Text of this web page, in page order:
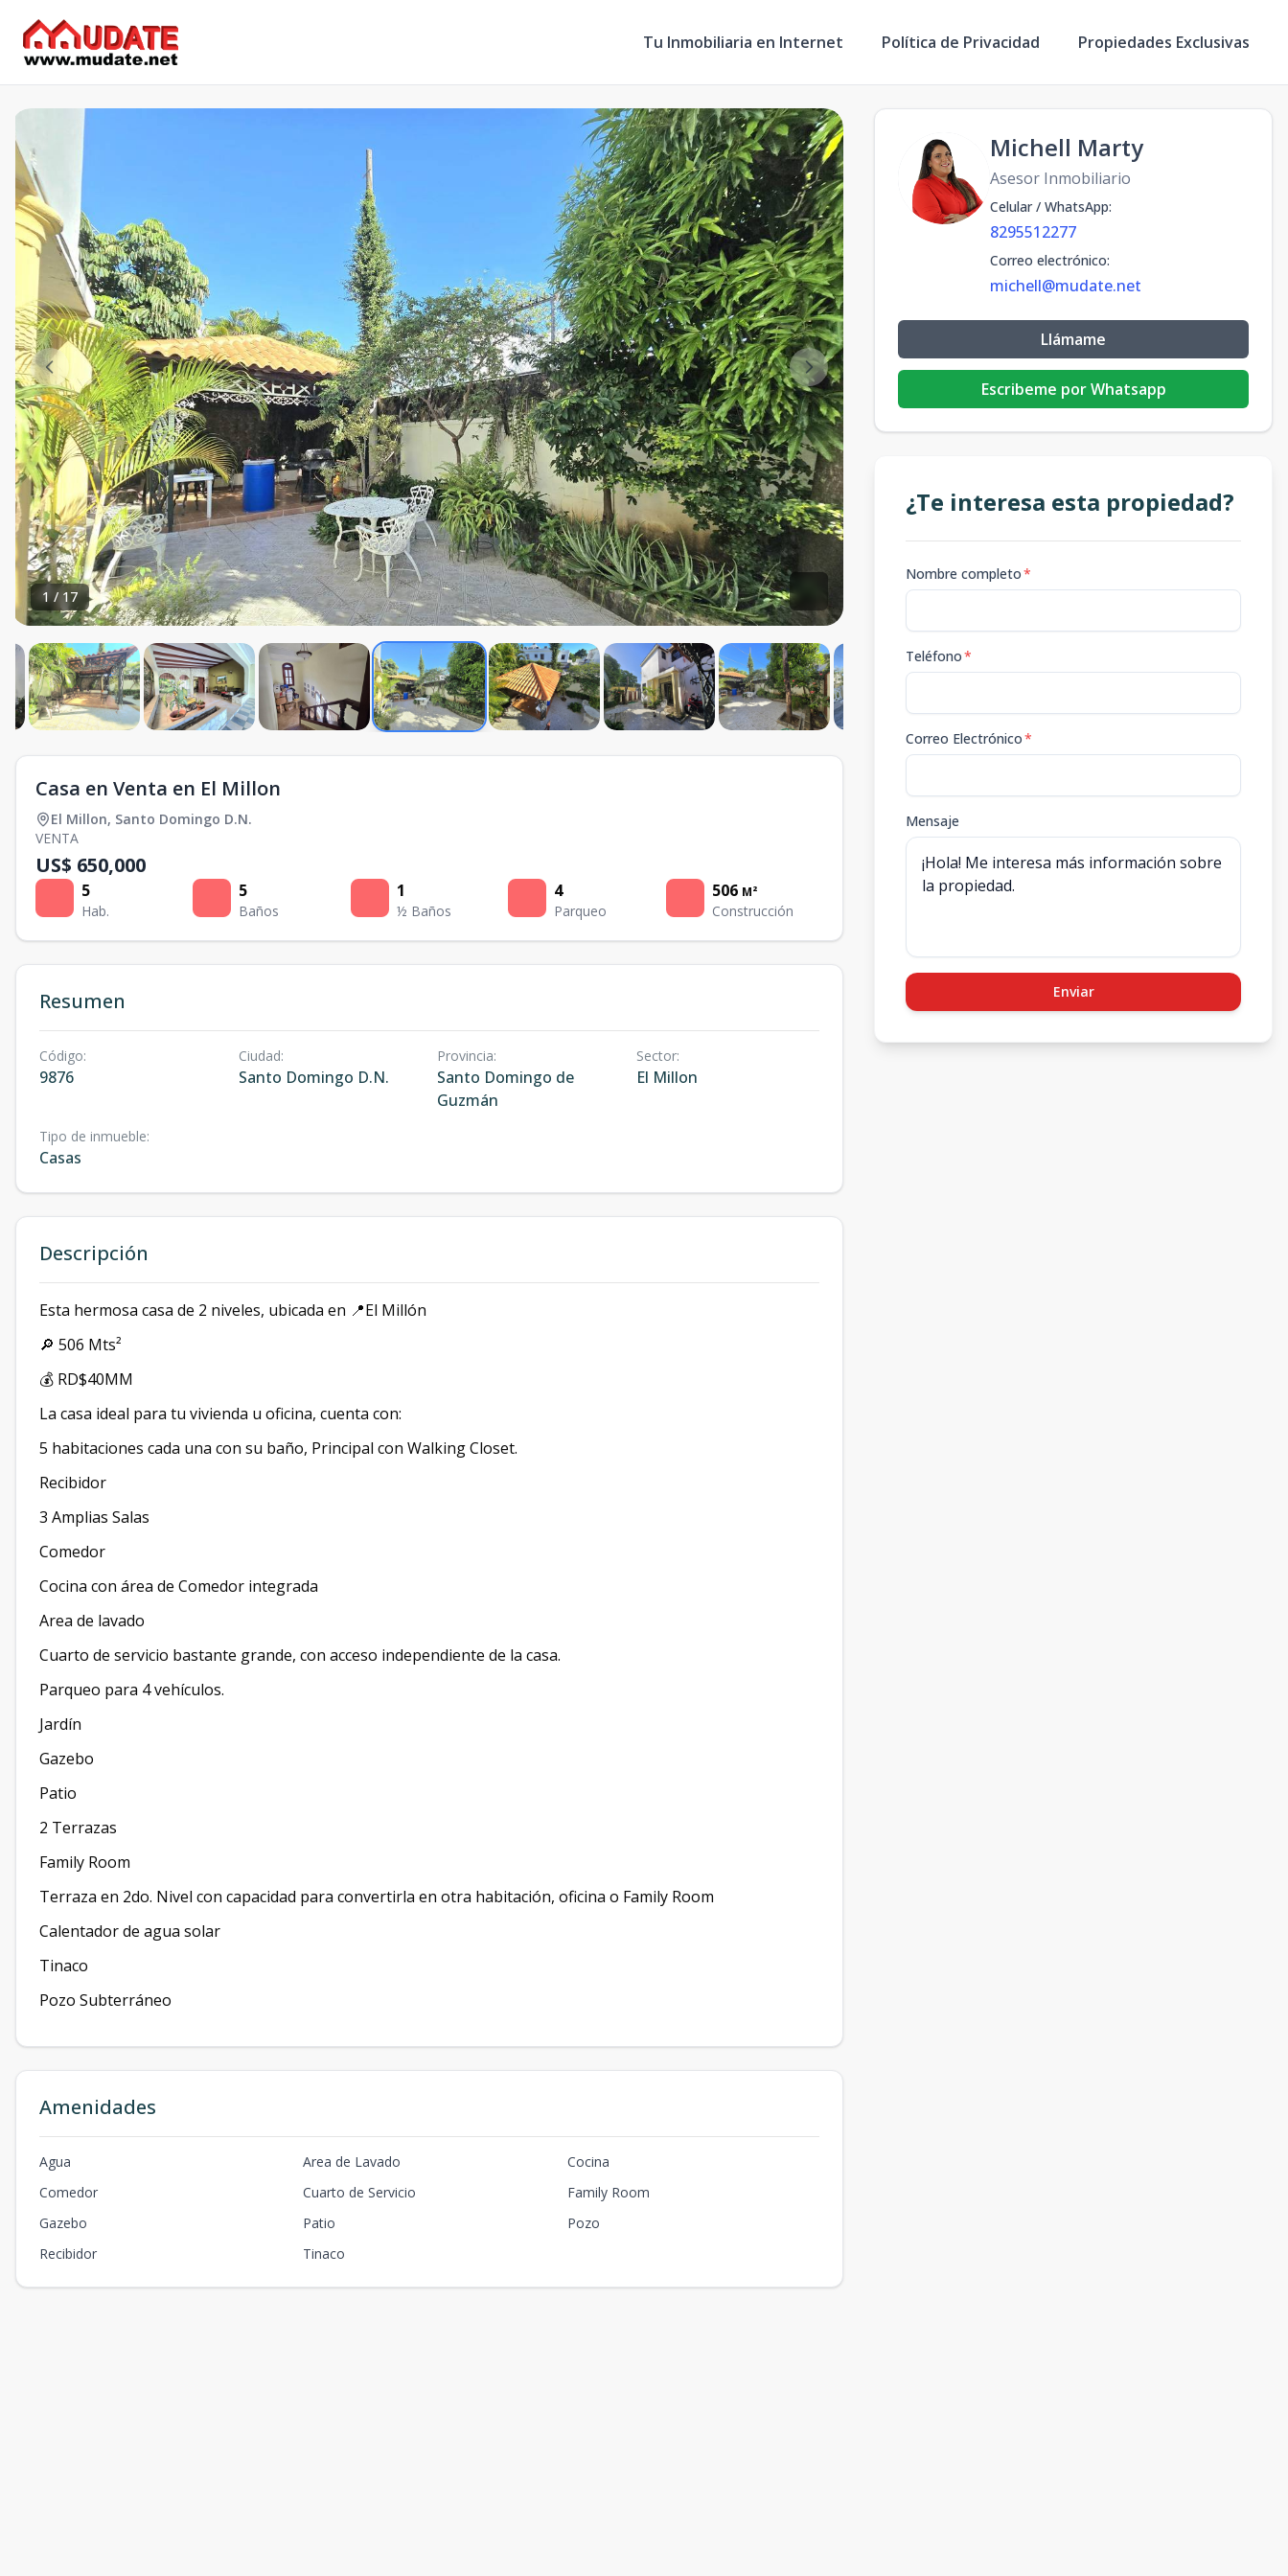
Tu Inmobiliaria en Internet Política de Privacidad Propiedades Exclusivas
1/ 17
Casa en Venta en El Millon
El Millon, Santo Domingo D.N.
VENTA
US$ 650,000
5
Hab.
5
Baños
1
½ Baños
4
Parqueo
506 M²
Construcción
Resumen
Código:
9876
Ciudad:
Santo Domingo D.N.
Provincia:
Santo Domingo de
Guzmán
Sector:
El Millon
Tipo de inmueble:
Casas
Descripción
Esta hermosa casa de 2 niveles, ubicada en 📍El Millón
🔎 506 Mts²
💰 RD$40MM
La casa ideal para tu vivienda u oficina, cuenta con:
5 habitaciones cada una con su baño, Principal con Walking Closet.
Recibidor
3 Amplias Salas
Comedor
Cocina con área de Comedor integrada
Area de lavado
Cuarto de servicio bastante grande, con acceso independiente de la casa.
Parqueo para 4 vehículos.
Jardín
Gazebo
Patio
2 Terrazas
Family Room
Terraza en 2do. Nivel con capacidad para convertirla en otra habitación, oficina o Family Room
Calentador de agua solar
Tinaco
Pozo Subterráneo
Amenidades
Agua Area de Lavado
Cocina
Comedor
Cuarto de Servicio
Family Room
Gazebo
Patio
Pozo
Recibidor
Tinaco
Michell Marty
Asesor Inmobiliario
Celular / WhatsApp:
8295512277
Correo electrónico:
michell@mudate.net
Llámame
Escribeme por Whatsapp
¿Te interesa esta propiedad?
Nombre completo*
Teléfono*
Correo Electrónico*
Mensaje
Enviar